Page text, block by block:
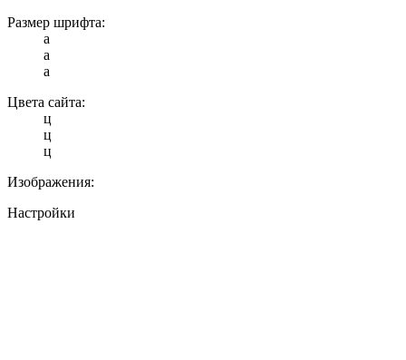
Размер шрифта:
a
a
a
Цвета сайта:
ц
ц
ц
Изображения:
Настройки